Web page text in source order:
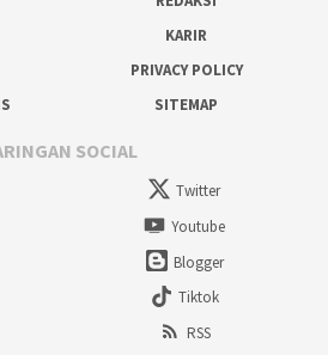
KARIR
PRIVACY POLICY
SITEMAP
SOCIAL
Twitter
Youtube
Blogger
Tiktok
RSS